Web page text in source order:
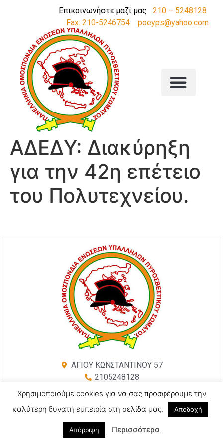
Επικοινωνήστε μαζί μας 210 – 5248128
Fax: 210-5246754
poeyps@yahoo.com
ΑΔΕΔΥ: Διακύρηξη
για την 42η επέτειο
του Πολυτεχνείου.
ΑΓΙΟΥ ΚΩΝΣΤΑΝΤΙΝΟΥ 57
2105248128
2105246754 (Τηλ-Φαξ)
poeyps@yahoo.com
Χρησιμοποιούμε cookies για να σας προσφέρουμε την
καλύτερη δυνατή εμπειρία στη σελίδα μας.
Αποδοχή
Απόρριψη Περισσότερα